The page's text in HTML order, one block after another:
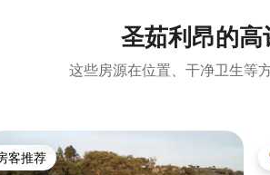
圣茹利昂的
这些房源在位置、干净卫生等
客推荐
客推荐